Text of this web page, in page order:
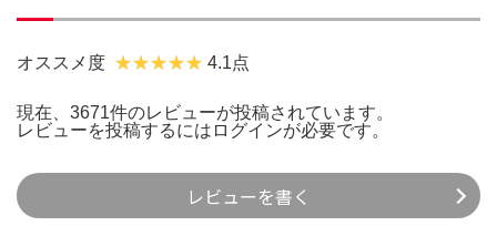
オススメ度 4.1点
現在、3671件のレビューが投稿されています。
レビューを投稿するには ログインが必要です。
レビューを書く